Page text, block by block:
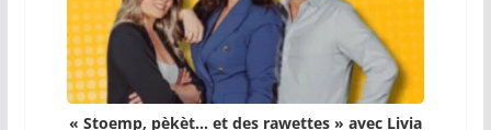
« Stoemp, pèkèt… et des rawettes » avec Livia